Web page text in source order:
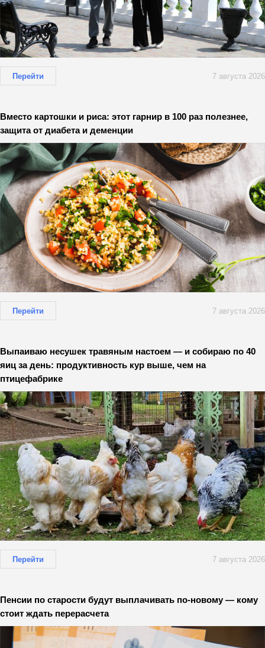
Перейти 7 августа 2026
Вместо картошки и риса: этот гарнир в 100 раз полезнее,
защита от диабета и деменции
Перейти 7 августа 2026
Выпаиваю несушек травяным настоем — и собираю по 40
яиц за день: продуктивность кур выше, чем на
птицефабрике
Перейти 7 августа 2026
Пенсии по старости будут выплачивать по-новому — кому
стоит ждать перерасчета